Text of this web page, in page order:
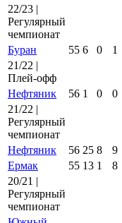
22/23 |
Регулярный
чемпионат
Буран
55 6 0 1
21/22 |
Плей-офф
Нефтяник
56 1 0 0
21/22 |
Регулярный
чемпионат
Нефтяник
56 25 8 9
Ермак
55 13 1 8
20/21 |
Регулярный
чемпионат